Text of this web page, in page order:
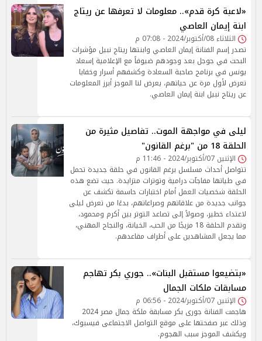
«لاعبة كرة قدم».. معلومات لا تعرفها عن ريتاج
ابنة إيمان العاصي
الثلاثاء 08/أكتوبر/2024 - 07:08 م
تصدر إسم الفنانة إيمان العاصي وابنتها ريتاج نبيل مؤشرات
البحث في جوجل بعد وجودهم ضيوفاً مع الإعلامية إسعاد
يونس في برنامج صاحبة السعادة وكشفهم أسرار وخفايا
تعرض لأول مرة عن حياتهم، يعرض لنا الموجز أبرز المعلومات
عن ريتاج نبيل ابنة إيمان العاصي.
ليلى في مواجهة الموت.. تفاصيل مثيرة من
الحلقة 18 من "برغم القانون"
الإثنين 07/أكتوبر/2024 - 11:46 م
تتواصل أحداث مسلسل برغم القانون في حلقة جديدة تحمل
في طياتها مفاجآت درامية وتوترات متزايدة. حيث تضع هذه
الحلقة شخصيات العمل أمام اختبارات حاسمة تكشف عن
جوانب جديدة من علاقاتهم وصراعاتهم، بدءًا من تعرض ليلى
لاعتداء خطير، وصولاً إلى تصاعد التوتر بين أكرم ومحمود،
وتقدم الحلقة 18 مزيجًا من الحب، الخيانة، والنجاح المهني،
مما يجعل المشاهدين على أطراف مقاعدهم.
«بتضيعوا مستقبل البنات».. جوري بكر تهاجم
مسابقات ملكات الجمال
الإثنين 07/أكتوبر/2024 - 06:56 م
هاجمت الفنانة جورى بكر مسابقة ملكة جمال مصر 2024
وذلك عبر صفحتها على موقع التواصل الاجتماعى فيسبوك،
ويكشف الموجز سبب الهجوم.